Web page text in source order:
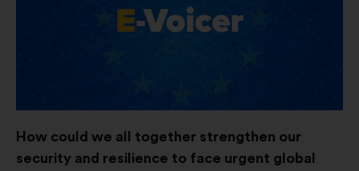
How could we all together strengthen our
security and resilience to face urgent global